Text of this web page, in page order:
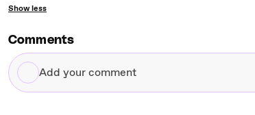
Show less
Comments
Add
your